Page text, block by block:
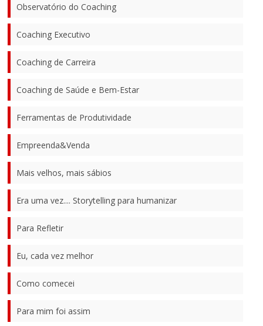
Observatório do Coaching
Coaching Executivo
Coaching de Carreira
Coaching de Saúde e Bem-Estar
Ferramentas de Produtividade
Empreenda&Venda
Mais velhos, mais sábios
Era uma vez.... Storytelling para humanizar
Para Refletir
Eu, cada vez melhor
Como comecei
Para mim foi assim